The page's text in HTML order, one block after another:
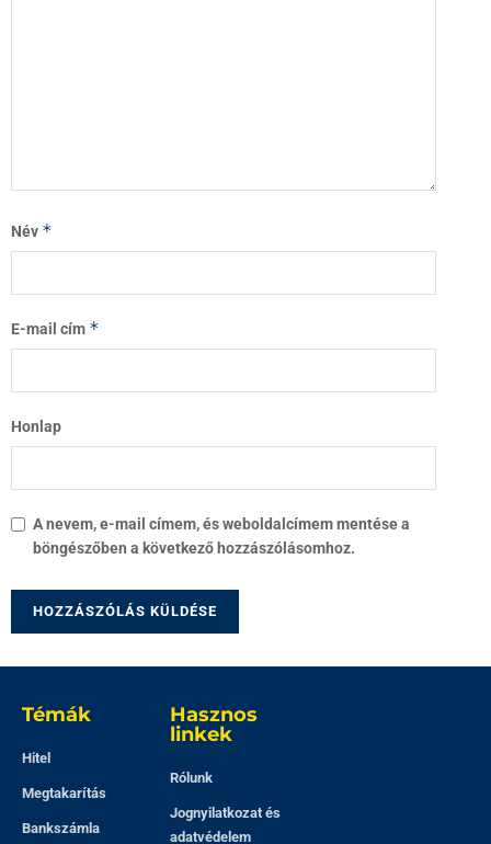
Név *
E-mail cím *
Honlap
A nevem, e-mail címem, és weboldalcímem mentése a
böngészőben a következő hozzászólásomhoz.
Témák
Hitel
Megtakarítás
Bankszámla
Hasznos
linkek
Rólunk
Jognyilatkozat és
adatvédelem